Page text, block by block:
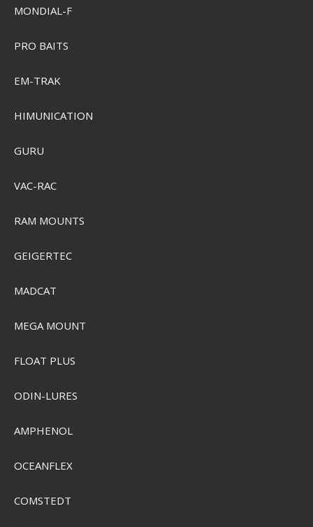
SEK 28.528,00
SEK 4.264,00
MONDIAL-F
PRO BAITS
EM-TRAK
HIMUNICATION
GURU
VAC-RAC
RAM MOUNTS
GEIGERTEC
MADCAT
MEGA MOUNT
FLOAT PLUS
ODIN-LURES
AMPHENOL
OCEANFLEX
COMSTEDT